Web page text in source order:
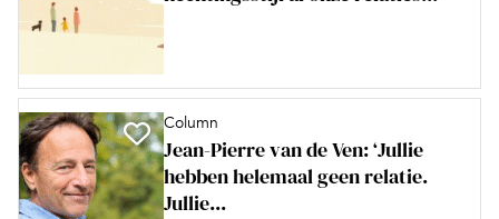
Column
Jean-Pierre van de Ven: ‘Jullie
hebben helemaal geen relatie.
Jullie...